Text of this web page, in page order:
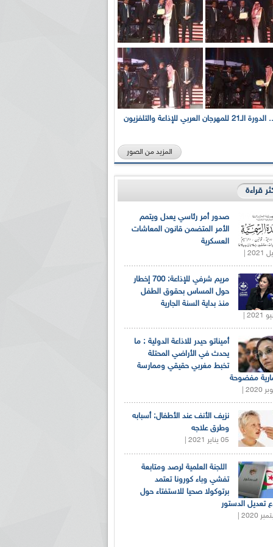
بالصور... الدورة الـ21 للمهرجان العربي للإذاعة والتلفزيون
المزيد من الصور
قراءة
صدور أمر رئاسي يعدل ويتمم
الأمر المتضمن قانون المعاشات
العسكرية
مريم شرفي للإذاعة: 700 إخطار
حول المساس بحقوق الطفل
منذ بداية السنة الجارية
أميناتو حيدر للاذاعة الدولية : ما
يحدث في الأراضي المحتلة
تخبط مغربي حقيقي وممارسة
مفضوحة
نزيف الأنف عند الأطفال: أسبابه
وطرق علاجه
05 يناير 2021 |
اللجنة العلمية لرصد ومتابعة
تفشي وباء كورونا تعتمد
برتوكولا صحيا للاستفتاء حول
تعديل الدستور